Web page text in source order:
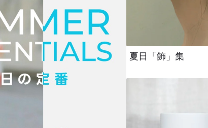
夏日「飾」集
新鮮人推薦👜
盛夏氣味記憶點
文具森林入學式
人氣熱銷榜